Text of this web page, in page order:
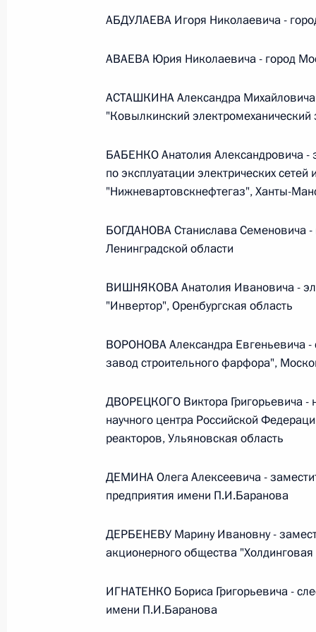
по вопросам внутренних дел и миграции
Федеральный закон от
26 июля 2026 года
Федеральный закон от
26 июля 2026 года
Федеральный закон от
О внесении изменения в статью 6
26 июля 2026 года
О внесении изменений в статью 9.21
правонарушениях
Федеральный закон от
О ратификации Соглашения между
АБДУЛАЕВА Игоря Николаевича -
АВАЕВА Юрия Николаевича - город
АСТАШКИНА Александра Михайловича
"Ковылкинский
БАБЕНКО Анатолия Александровича -
по эксплуатации электрических
"Нижневартовскнефтегаз", Ханты-
БОГДАНОВА Станислава Семеновича -
Ленинградской области
ВИШНЯКОВА Анатолия Ивановича -
"Инвертор", Оренбургская область
ВОРОНОВА Александра Евгеньевича -
завод строительного фарфора",
ДВОРЕЦКОГО Виктора Григорьевича -
научного центра Российской
реакторов, Ульяновская область
ДЕМИНА Олега Алексеевича -
предприятия имени П.И.Баранова
ДЕРБЕНЕВУ Марину Ивановну -
акционерного общества
ИГНАТЕНКО Бориса Григорьевича -
имени П.И.Баранова